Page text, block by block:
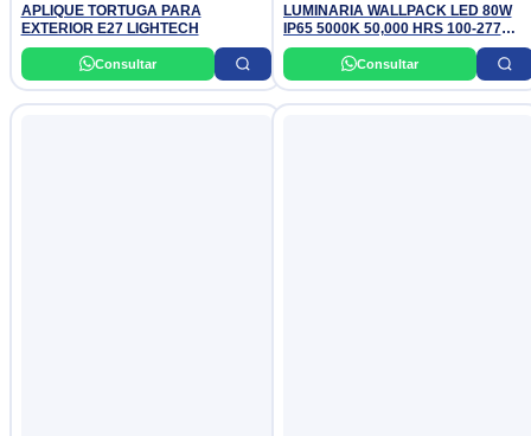
APLIQUE TORTUGA PARA
EXTERIOR E27 LIGHTECH
Consultar
LUMINARIA WALLPACK LED 80W
IP65 5000K 50,000 HRS 100-277
DONILUX
Consultar